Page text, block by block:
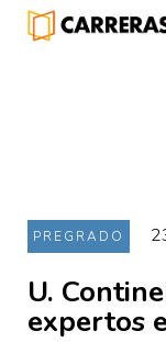
PREGRADO
U.
expertos